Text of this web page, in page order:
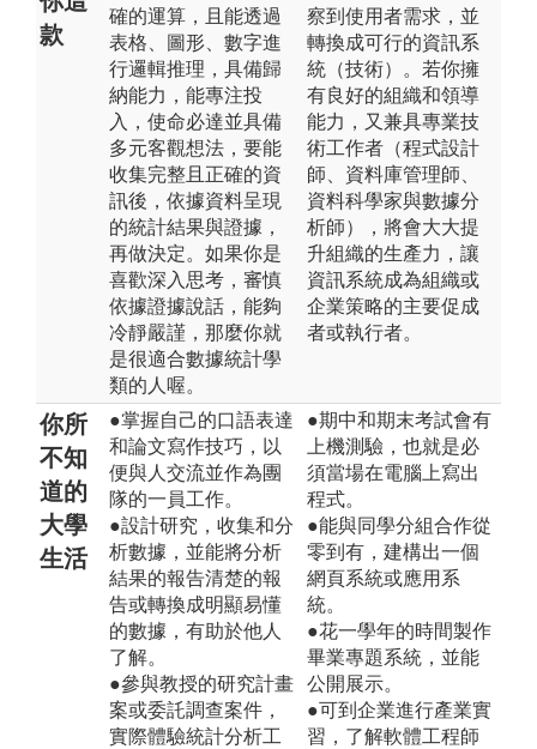
款
確的運算，且能透過
表格、圖形、數字進
行邏輯推理，具備歸
納能力，能專注投
入，使命必達並具備
多元客觀想法，要能
收集完整且正確的資
訊後，依據資料呈現
的統計結果與證據，
再做決定。如果你是
喜歡深入思考，審慎
依據證據說話，能夠
冷靜嚴謹，那麼你就
是很適合數據統計學
類的人喔。
察到使用者需求，並
轉換成可行的資訊系
統（技術）。若你擁
有良好的組織和領導
能力，又兼具專業技
術工作者（程式設計
師、資料庫管理師、
資料科學家與數據分
析師），將會大大提
升組織的生產力，讓
資訊系統成為組織或
企業策略的主要促成
者或執行者。
你所
不知
道的
大學
生活
●掌握自己的口語表達
和論文寫作技巧，以
便與人交流並作為團
隊的一員工作。
●設計研究，收集和分
析數據，並能將分析
結果的報告清楚的報
告或轉換成明顯易懂
的數據，有助於他人
了解。
●參與教授的研究計畫
案或委託調查案件，
實際體驗統計分析工
●期中和期末考試會有
上機測驗，也就是必
須當場在電腦上寫出
程式。
●能與同學分組合作從
零到有，建構出一個
網頁系統或應用系
統。
●花一學年的時間製作
畢業專題系統，並能
公開展示。
●可到企業進行產業實
習，了解軟體工程師